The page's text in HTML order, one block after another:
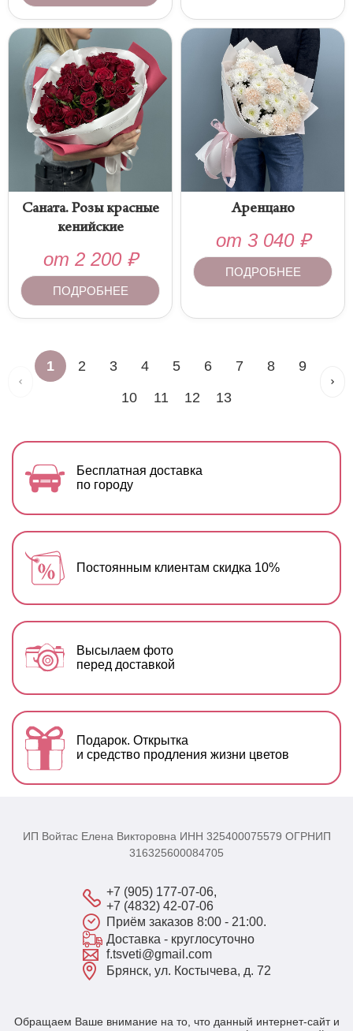
Бесплатная доставка
по городу
Постоянным клиентам скидка 10%
Высылаем фото
перед доставкой
Подарок. Открытка
и средство продления жизни цветов
Саната. Розы красные
кенийские
от 2 200₽
ПОДРОБНЕЕ
Аренцано
от 3 040₽
ПОДРОБНЕЕ
1 2 3 4 5 6 7 8
9
10
11 12 13
ИП Войтас Елена Викторовна ИНН 325400075579 ОГРНИП
316325600084705
+7 (905) 177-07-06,
+7 (4832) 42-07-06
Приём заказов 8:00 - 21:00.
Доставка - круглосуточно
f.tsveti@gmail.com
Брянск, ул. Костычева, д. 72
Обращаем Ваше внимание на то, что данный интернет-сайт и